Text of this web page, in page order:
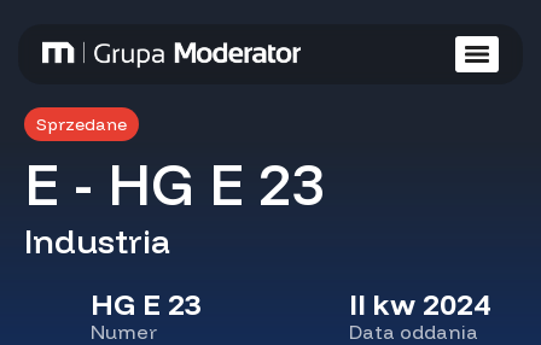
Sprzedane
E - HG E 23
Industria
HG E 23
Numer
II kw 2024
Data oddania